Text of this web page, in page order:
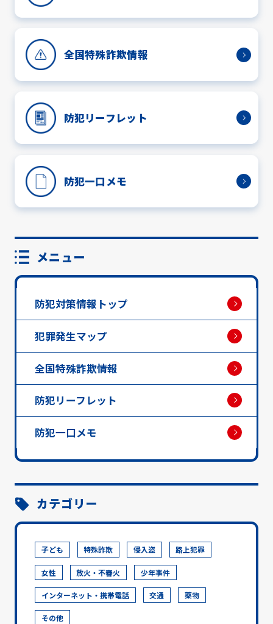
全国特殊詐欺情報
防犯リーフレット
防犯一口メモ
メニュー
防犯対策情報トップ
犯罪発生マップ
全国特殊詐欺情報
防犯リーフレット
防犯一口メモ
カテゴリー
子ども 特殊詐欺 侵入盗 路上犯罪
女性 放火・不審火 少年事件
インターネット・携帯電話 交通 薬物
その他